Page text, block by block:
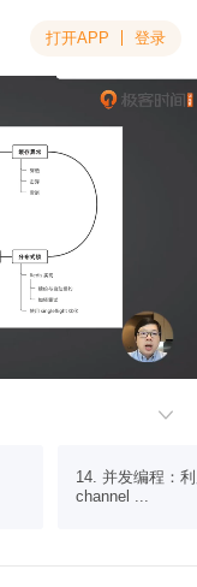
打开APP 登录

14. 并发编程：
channel ...